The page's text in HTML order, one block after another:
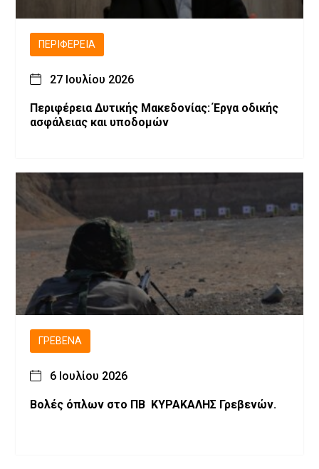
ΠΕΡΙΦΈΡΕΙΑ
27 Ιουλίου 2026
Περιφέρεια Δυτικής Μακεδονίας: Έργα οδικής
ασφάλειας και υποδομών
ΓΡΕΒΕΝΆ
6 Ιουλίου 2026
Βολές όπλων στο ΠΒ ΚΥΡΑΚΑΛΗΣ Γρεβενών.